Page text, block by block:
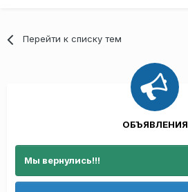
Перейти к списку тем
ОБЪЯВЛЕНИЯ
Мы вернулись!!!